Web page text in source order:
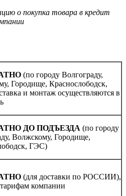
о покупка товара в кредит
(по городу Волгограду,
Городище, Краснослободск,
и монтаж осуществляются в
ДО ПОДЪЕЗДА (по городу
Волжскому, Городище,
ГЭС)
(для доставки по РОССИИ),
компании